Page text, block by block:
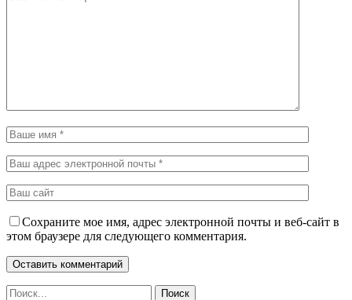
Сохраните мое имя, адрес электронной почты и веб-сайт в
этом браузере для следующего комментария.